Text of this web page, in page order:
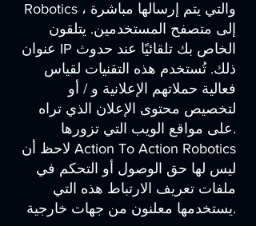
Robotics ، والتي يتم إرسالها مباشرة
إلى متصفح المستخدمين. يتلقون
عنوان IP الخاص بك تلقائيًا عند حدوث
ذلك. تُستخدم هذه التقنيات لقياس
فعالية حملاتهم الإعلانية و / أو
لتخصيص محتوى الإعلان الذي تراه
على مواقع الويب التي تزورها.
لاحظ أن Action To Action Robotics
ليس لها حق الوصول أو التحكم في
ملفات تعريف الارتباط هذه التي
يستخدمها معلنون من جهات خارجية.